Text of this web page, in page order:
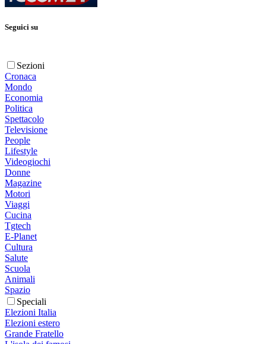
Seguici su
Sezioni
Cronaca
Mondo
Economia
Politica
Spettacolo
Televisione
People
Lifestyle
Videogiochi
Donne
Magazine
Motori
Viaggi
Cucina
Tgtech
E-Planet
Cultura
Salute
Scuola
Animali
Spazio
Speciali
Elezioni Italia
Elezioni estero
Grande Fratello